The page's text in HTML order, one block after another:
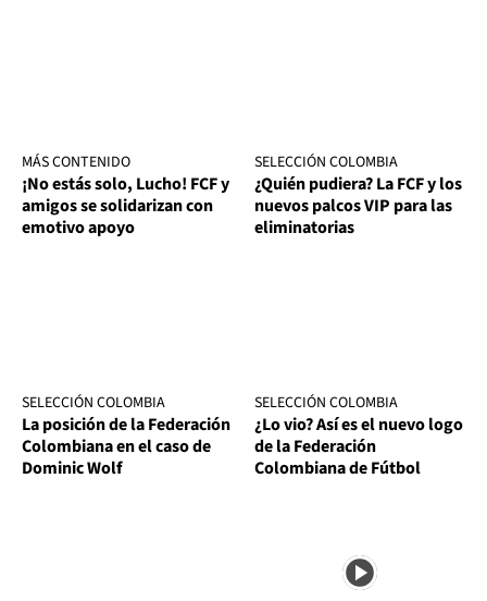
MÁS CONTENIDO
¡No estás solo, Lucho! FCF y
amigos se solidarizan con
emotivo apoyo
SELECCIÓN COLOMBIA
¿Quién pudiera? La FCF y los
nuevos palcos VIP para las
eliminatorias
SELECCIÓN COLOMBIA
La posición de la Federación
Colombiana en el caso de
Dominic Wolf
SELECCIÓN COLOMBIA
¿Lo vio? Así es el nuevo logo
de la Federación
Colombiana de Fútbol